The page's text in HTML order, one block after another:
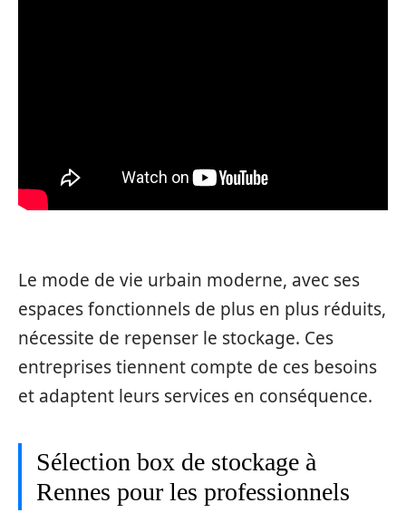
Le mode de vie urbain moderne, avec ses
espaces fonctionnels de plus en plus réduits,
nécessite de repenser le stockage. Ces
entreprises tiennent compte de ces besoins
et adaptent leurs services en conséquence.
Sélection box de stockage à
Rennes pour les professionnels